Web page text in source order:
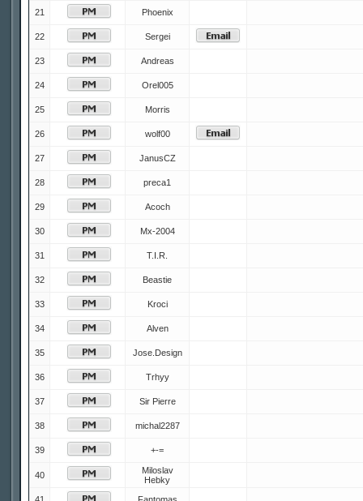
21 Phoenix
22 Sergei
23 Andreas
24 Orel005
25 Morris
26 wolf00
27 JanusCZ
28 preca1
29 Acoch
30 Mx-2004
31 T.I.R.
32 Beastie
33 Kroci
34 Alven
35 Jose.Design
36 Trhyy
37 Sir Pierre
38 michal2287
39 +-=
40
Miloslav
Hebky